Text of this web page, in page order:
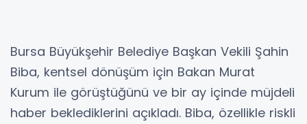
Bursa Büyükşehir Belediye Başkan Vekili Şahin
Biba, kentsel dönüşüm için Bakan Murat
Kurum ile görüştüğünü ve bir ay içinde müjdeli
haber beklediklerini açıkladı. Biba, özellikle riskli